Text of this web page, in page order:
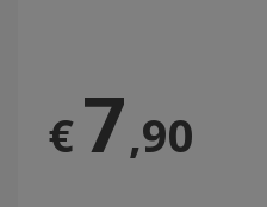
€7,90